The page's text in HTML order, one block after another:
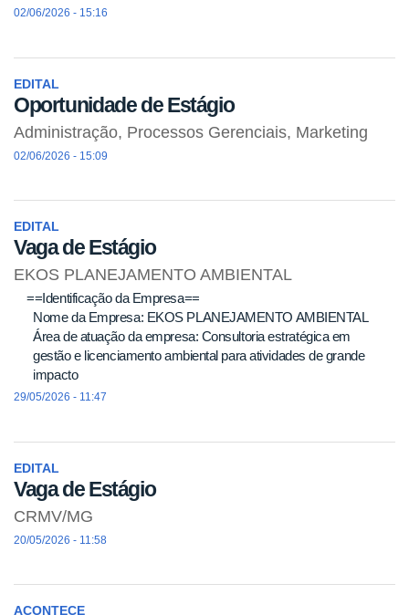
02/06/2026 - 15:16
EDITAL
Oportunidade de Estágio
Administração, Processos Gerenciais, Marketing
02/06/2026 - 15:09
EDITAL
Vaga de Estágio
EKOS PLANEJAMENTO AMBIENTAL
==Identificação da Empresa==
Nome da Empresa: EKOS PLANEJAMENTO AMBIENTAL
Área de atuação da empresa: Consultoria estratégica em
gestão e licenciamento ambiental para atividades de grande
impacto
29/05/2026 - 11:47
EDITAL
Vaga de Estágio
CRMV/MG
20/05/2026 - 11:58
ACONTECE